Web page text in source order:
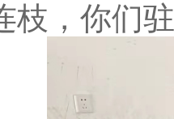
枝，你们